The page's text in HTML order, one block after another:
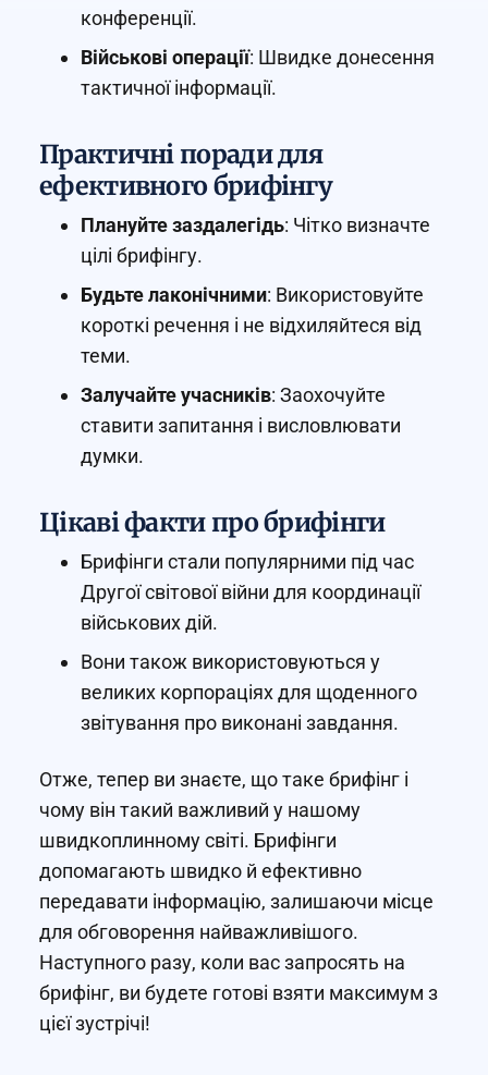
конференції.
Військові операції: Швидке донесення
тактичної інформації.
Практичні поради для
ефективного брифінгу
Плануйте заздалегідь: Чітко визначте
цілі брифінгу.
Будьте лаконічними: Використовуйте
короткі речення і не відхиляйтеся від
теми.
Залучайте учасників: Заохочуйте
ставити запитання і висловлювати
думки.
Цікаві факти про брифінги
Брифінги стали популярними під час
Другої світової війни для координації
військових дій.
Вони також використовуються у
великих корпораціях для щоденного
звітування про виконані завдання.
Отже, тепер ви знаєте, що таке брифінг і
чому він такий важливий у нашому
швидкоплинному світі. Брифінги
допомагають швидко й ефективно
передавати інформацію, залишаючи місце
для обговорення найважливішого.
Наступного разу, коли вас запросять на
брифінг, ви будете готові взяти максимум з
цієї зустрічі!